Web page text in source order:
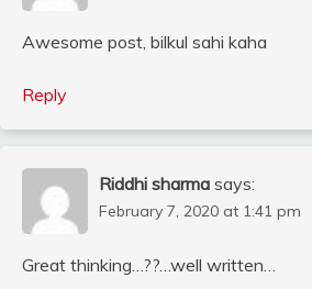
Awesome post, bilkul sahi kaha
Reply
Riddhi sharma says:
February 7, 2020 at 1:41 pm
Great thinking…??…well written…